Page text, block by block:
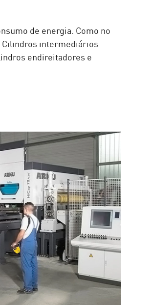
de energia. Como no
Cilindros intermediários
endireitadores e